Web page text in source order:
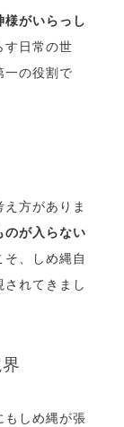
様がいらっし
す日常の世
一の役割で
方がありま
のが入らない
、しめ縄自
れてきまし
もしめ縄が張